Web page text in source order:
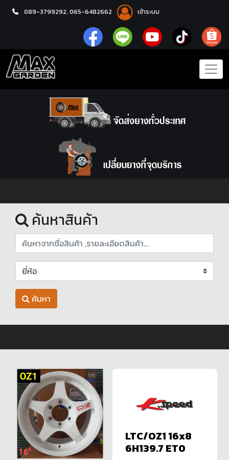
089-3799292, 065-6482662 เข้าระบบ
หน้าแรก
ค้นหาสินค้า
ค้นหา
LTC/OZ1 16x8
6H139.7 ET0